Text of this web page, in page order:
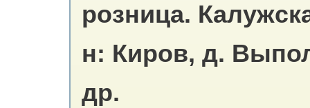
розница.
н: Киров, д.
др.